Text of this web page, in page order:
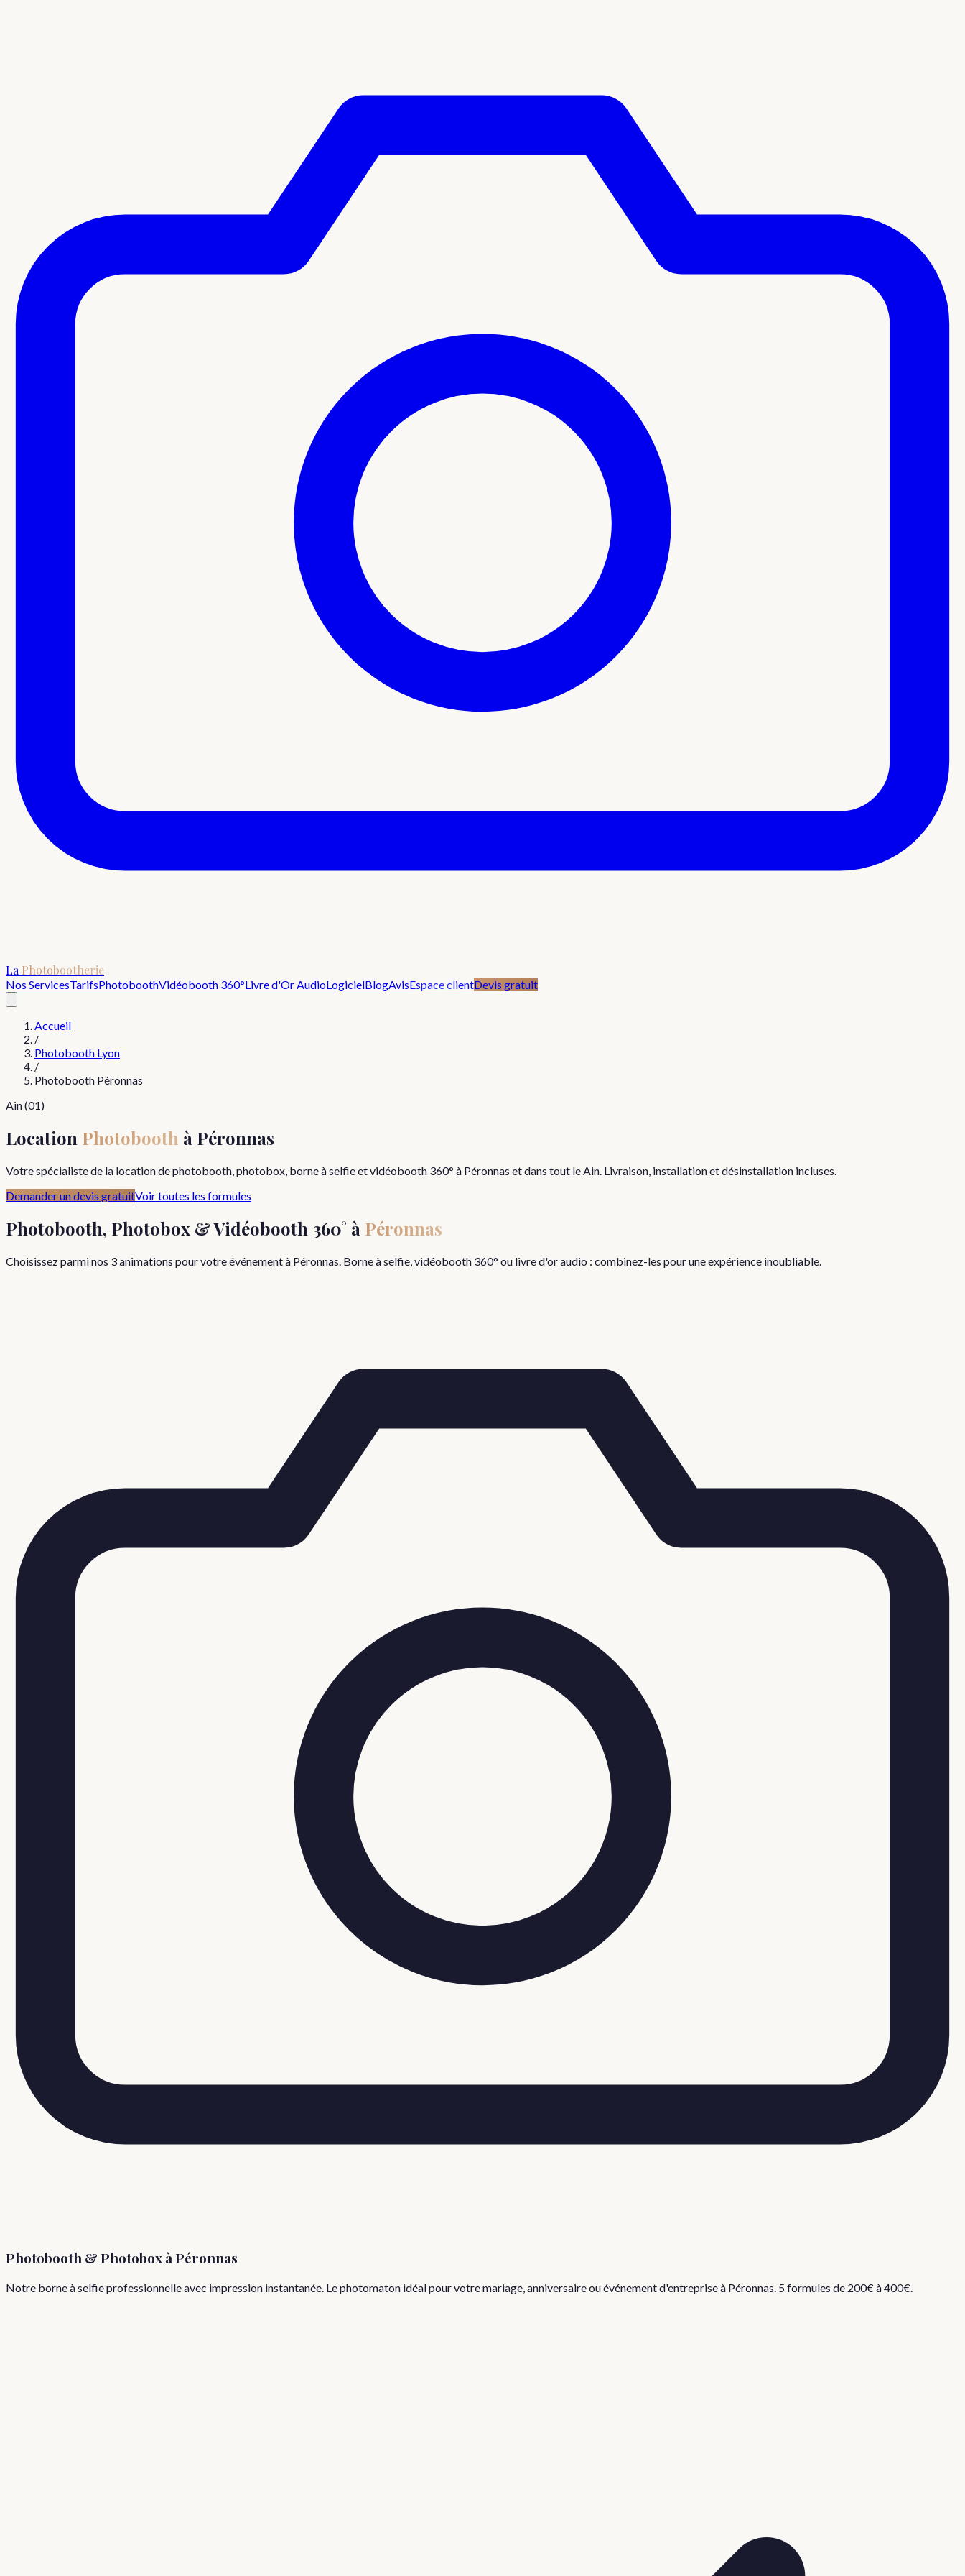
La Photobootherie
Nos ServicesTarifsPhotoboothVidéobooth 360°Livre d'Or AudioLogicielBlogAvisEspace clientDevis gratuit
Accueil
/
Photobooth Lyon
/
Photobooth Péronnas
Ain(01)
Location Photobooth à Péronnas
Votre spécialiste de la location de photobooth, photobox, borne à selfie et vidéobooth 360° à Péronnas et dans tout leAin. Livraison, installation et désinstallation incluses.
Demander un devis gratuitVoir toutes les formules
Photobooth, Photobox & Vidéobooth 360° à Péronnas
Choisissez parmi nos 3 animations pour votre événement à Péronnas . Borne à selfie, vidéobooth 360° ou livre d'or audio : combinez-les pour une expérience inoubliable.
Photobooth & Photobox àPéronnas
Notre borne à selfie professionnelle avec impression instantanée. Le photomaton idéal pour votre mariage, anniversaire ou événement d'entreprise à Péronnas. 5 formules de 200€ à 400€.